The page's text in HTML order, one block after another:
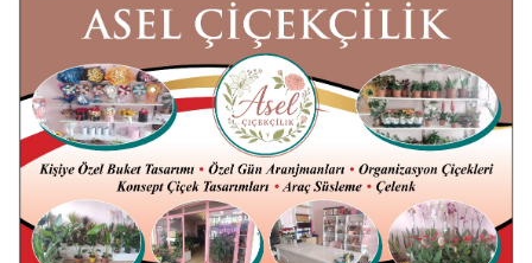
Röportaj Serisi-46: Konuk =Prof.Dr.Hakan
Atalay (Psikanaliz)
Hüseyin TUNÇAY
Gökçeada Gezimiz-IV
İsmail AYBEY